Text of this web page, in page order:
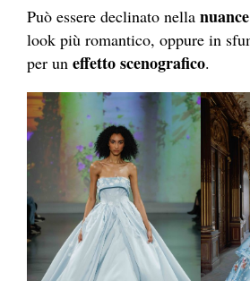
Può essere declinato nella
look più romantico, oppure in
per un effetto scenografico.